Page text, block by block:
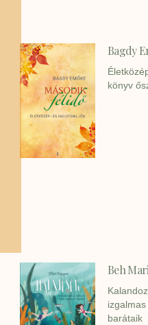
Bagdy
könyv
Beh
barátaik